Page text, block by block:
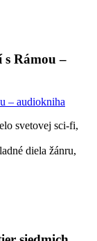
s Rámou –
svetovej sci-fi,
diela žánru,